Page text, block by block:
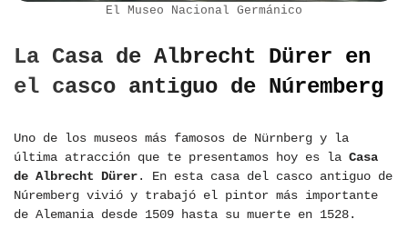
El Museo Nacional Germánico
La Casa de Albrecht Dürer en
el casco antiguo de Núremberg
Uno de los museos más famosos de Nürnberg y la
última atracción que te presentamos hoy es la Casa
de Albrecht Dürer. En esta casa del casco antiguo de
Núremberg vivió y trabajó el pintor más importante
de Alemania desde 1509 hasta su muerte en 1528.